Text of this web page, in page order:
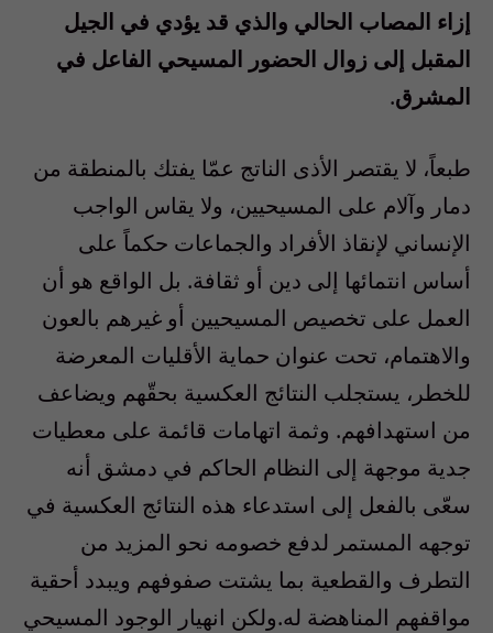
إزاء المصاب الحالي والذي قد يؤدي في الجيل
المقبل إلى زوال الحضور المسيحي الفاعل في
المشرق.
طبعاً، لا يقتصر الأذى الناتج عمّا يفتك بالمنطقة من
دمار وآلام على المسيحيين، ولا يقاس الواجب
الإنساني لإنقاذ الأفراد والجماعات حكماً على
أساس انتمائها إلى دين أو ثقافة. بل الواقع هو أن
العمل على تخصيص المسيحيين أو غيرهم بالعون
والاهتمام، تحت عنوان حماية الأقليات المعرضة
للخطر، يستجلب النتائج العكسية بحقّهم ويضاعف
من استهدافهم. وثمة اتهامات قائمة على معطيات
جدية موجهة إلى النظام الحاكم في دمشق أنه
سعّى بالفعل إلى استدعاء هذه النتائج العكسية في
توجهه المستمر لدفع خصومه نحو المزيد من
التطرف والقطعية بما يشتت صفوفهم ويبدد أحقية
مواقفهم المناهضة له.ولكن انهيار الوجود المسيحي